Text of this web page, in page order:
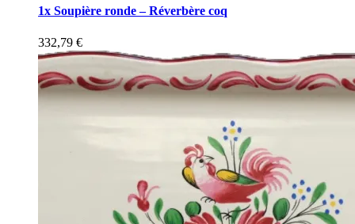
1x Soupière ronde – Réverbère coq
332,79 €